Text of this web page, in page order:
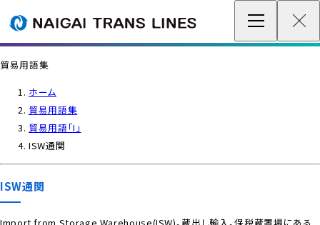
企業情報 / グローバルネットワーク
各種情報
最新情報
貿易用語集
ホーム
貿易用語集
貿易用語「I」
ISW通関
ISW通関